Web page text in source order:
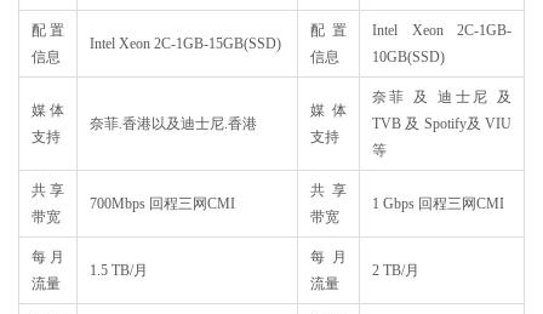
配置
信息
Intel Xeon 2C-1GB-15GB(SSD)
配置
信息
Intel Xeon 2C-1GB-
10GB(SSD)
媒体
支持
奈菲.香港以及迪士尼.香港
媒体
支持
奈菲 及 迪士尼 及
TVB 及 Spotify及 VIU
等
共享
带宽
700Mbps 回程三网CMI
共享
带宽
1 Gbps 回程三网CMI
每月
流量
1.5 TB/月
每月
流量
2 TB/月